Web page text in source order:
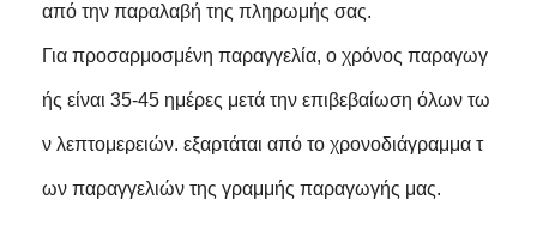
από την παραλαβή της πληρωμής σας.
Για προσαρμοσμένη παραγγελία, ο χρόνος παραγωγ
ής είναι 35-45 ημέρες μετά την επιβεβαίωση όλων τω
ν λεπτομερειών. εξαρτάται από το χρονοδιάγραμμα τ
ων παραγγελιών της γραμμής παραγωγής μας.